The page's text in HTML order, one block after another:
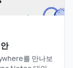
를 만나보